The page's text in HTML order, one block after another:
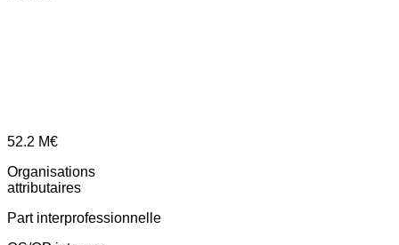
52.2 M€
Organisations
attributaires
Part interprofessionnelle